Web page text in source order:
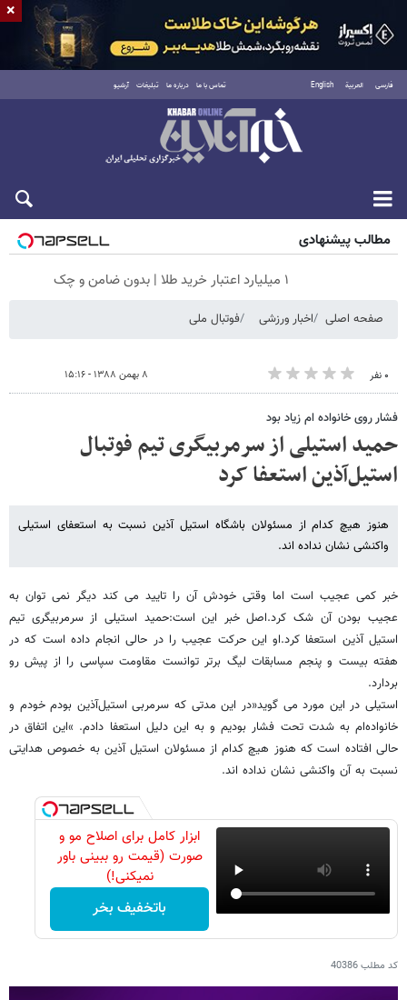
فارسی العربية English تماس با ما درباره ما تبلیغات آرشیو
پنجشنبه ۱۵ مرداد ۱۴۰۵
مطالب پیشنهادی
۱ میلیارد اعتبار خرید طلا | بدون ضامن و چک
صفحه اصلی اخبار ورزشی فوتبال ملی
۰ نفر ۸ بهمن ۱۳۸۸ - ۱۵:۱۶
فشار روی خانواده ام زیاد بود
حمید استیلی از سرمربیگری تیم فوتبال
استیل‌آذین استعفا کرد
هنوز هیچ کدام از مسئولان باشگاه استیل آذین نسبت به استعفای استیلی
واکنشی نشان نداده اند.
خبر کمی عجیب است اما وقتی خودش آن را تایید می کند دیگر نمی توان به
عجیب بودن آن شک کرد.اصل خبر این است:حمید استیلی از سرمربیگری تیم
استیل آذین استعفا کرد.او این حرکت عجیب را در حالی انجام داده است که در
هفته بیست و پنجم مسابقات لیگ برتر توانست مقاومت سپاسی را از پیش رو
بردارد.
استیلی در این مورد می گوید«در این مدتی که سرمربی استیل‌آذین بودم خودم و
خانواده‌ام به شدت تحت فشار بودیم و به این دلیل استعفا دادم. »این اتفاق در
حالی افتاده است که هنوز هیچ کدام از مسئولان استیل آذین به خصوص هدایتی
نسبت به آن واکنشی نشان نداده اند.
ابزار کامل برای اصلاح مو و
صورت (قیمت رو ببینی باور
نمیکنی!)
باتخفیف بخر
کد مطلب40386
×